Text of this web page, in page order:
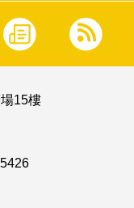
15樓